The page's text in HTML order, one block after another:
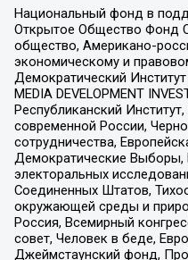
Национальный фонд в
Открытое Общество Фонд
общество, Американо-
экономическому и
Демократический
MEDIA DEVELOPMENT
Республиканский
современной России,
сотрудничества,
Демократические
электоральных
Соединенных Штатов,
окружающей среды и
Россия, Всемирный
совет, Человек в беде,
Джеймстаунский фонд,